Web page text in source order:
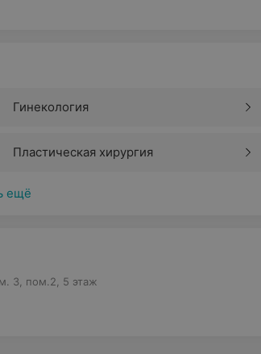
Гинекология
Пластическая хирургия
ещё
3, пом.2, 5 этаж